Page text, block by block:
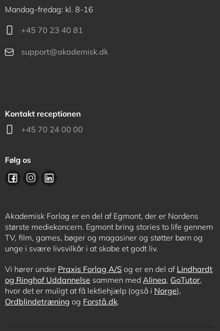
Mandag-fredag: kl. 8-16
+45 70 23 40 81
support@akademisk.dk
Kontakt receptionen
+45 70 24 00 00
Følg os
Akademisk Forlag er en del af Egmont, der er Nordens
største mediekoncern. Egmont bring stories to life gennem
TV, film, games, bøger og magasiner og støtter børn og
unge i svære livsvilkår i at skabe et godt liv.
Vi hører under Praxis Forlag A/S og er en del af Lindhardt
og Ringhof Uddannelse sammen med Alinea, GoTutor,
hvor det er muligt at få lektiehjælp (også i Norge),
Ordblindetræning og Forstå.dk.